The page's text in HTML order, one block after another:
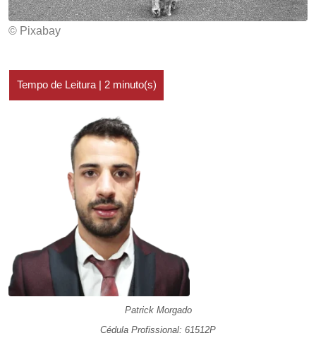
© Pixabay
Patrick Morgado
Cédula Profissional: 61512P